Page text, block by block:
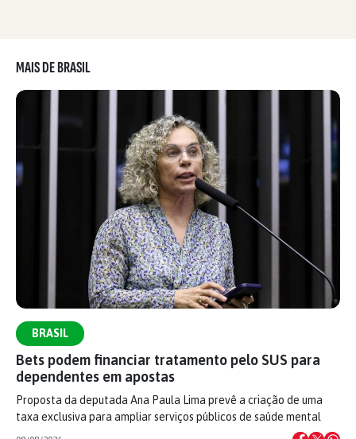
MAIS DE BRASIL
BRASIL
Bets podem financiar tratamento pelo SUS para
dependentes em apostas
Proposta da deputada Ana Paula Lima prevê a criação de uma
taxa exclusiva para ampliar serviços públicos de saúde mental